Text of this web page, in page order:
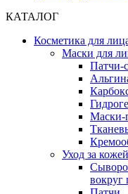
КАТАЛОГ
Косметика для
Маски для
Патчи-
Маски-
Уход за
вокруг